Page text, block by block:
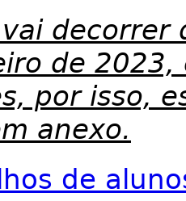
decorrer
de
por isso,
anexo.
de